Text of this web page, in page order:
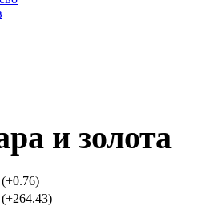
и золота
(+0.76)
(+264.43)